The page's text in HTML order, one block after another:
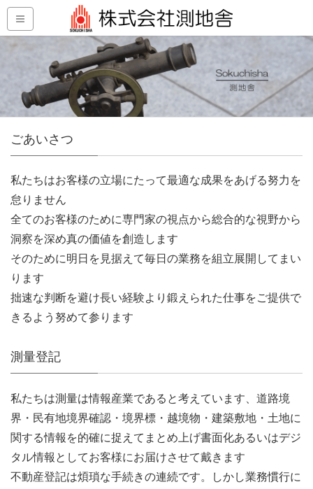
ごあいさつ
私たちはお客様の立場にたって最適な成果をあげる努力を
怠りません
全てのお客様のために専門家の視点から総合的な視野から
洞察を深め真の価値を創造します
そのために明日を見据えて毎日の業務を組立展開してまい
ります
拙速な判断を避け長い経験より鍛えられた仕事をご提供で
きるよう努めて参ります
測量登記
私たちは測量は情報産業であると考えています、道路境
界・民有地境界確認・境界標・越境物・建築敷地・土地に
関する情報を的確に捉えてまとめ上げ書面化あるいはデジ
タル情報としてお客様にお届けさせて戴きます
不動産登記は煩瑣な手続きの連続です。しかし業務慣行に